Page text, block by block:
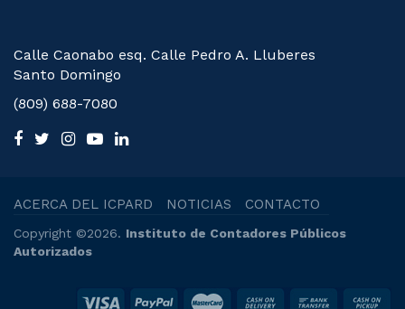
Calle Caonabo esq. Calle Pedro A. Lluberes
Santo Domingo
(809) 688-7080
ACERCA DEL ICPARD NOTICIAS CONTACTO
Copyright ©2026. Instituto de Contadores Públicos
Autorizados